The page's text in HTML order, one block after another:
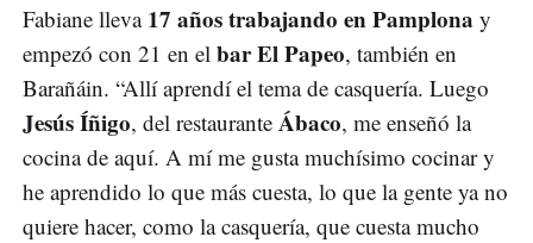
Fabiane lleva 17 años trabajando en Pamplona y
empezó con 21 en el bar El Papeo, también en
Barañáin. “Allí aprendí el tema de casquería. Luego
Jesús Íñigo, del restaurante Ábaco, me enseñó la
cocina de aquí. A mí me gusta muchísimo cocinar y
he aprendido lo que más cuesta, lo que la gente ya no
quiere hacer, como la casquería, que cuesta mucho